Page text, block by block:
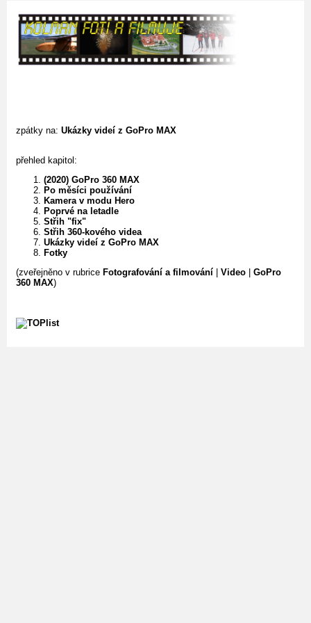
zpátky na: Ukázky videí z GoPro MAX
přehled kapitol:
(2020) GoPro 360 MAX
Po měsíci používání
Kamera v modu Hero
Poprvé na letadle
Střih "fix"
Střih 360-kového videa
Ukázky videí z GoPro MAX
Fotky
(zveřejněno v rubrice Fotografování a filmování Video
GoPro
360 MAX)